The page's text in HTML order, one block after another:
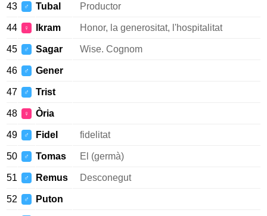
43 ♂ Tubal Productor
44 ♀ Ikram Honor, la generositat, l'hospitalitat
45 ♂ Sagar Wise. Cognom
46 ♂ Gener
47 ♂ Trist
48 ♀ Òria
49 ♂ Fidel fidelitat
50 ♂ Tomas El (germà)
51 ♂ Remus Desconegut
52 ♂ Puton